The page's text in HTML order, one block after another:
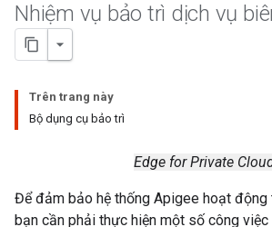
Nhiệm vụ bảo trì dịch vụ
Trên trang này
Bộ dụng cụ bảo trì
Edge for Private
Để đảm bảo hệ thống Apigee hoạt động
bạn cần phải thực hiện một số công